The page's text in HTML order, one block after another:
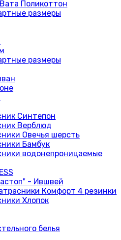
Поликоттон
размеры
размеры
Синтепон
Верблюд
Овечья шерсть
Бамбук
водонепроницаемые
- Ившвей
Комфорт 4 резинки
Хлопок
белья